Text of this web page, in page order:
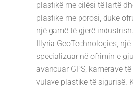
plastikë me cilësi të lartë
plastike me porosi, duke
një gamë të gjerë
Illyria GeoTechnologies,
specializuar në ofrimin e
avancuar GPS, kamerave
vulave plastike të sigurisë.